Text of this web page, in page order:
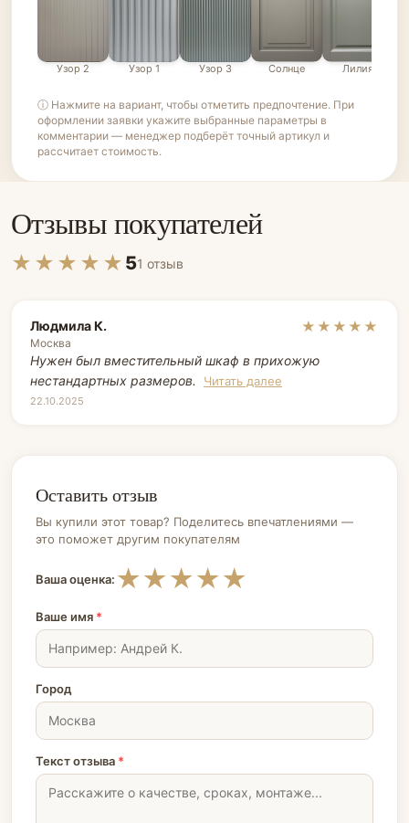
Узор 2 Узор 1 Узор 3 Солнце Лилия
ⓘ Нажмите на вариант, чтобы отметить предпочтение. При
оформлении заявки укажите выбранные параметры в
комментарии — менеджер подберёт точный артикул и
рассчитает стоимость.
Отзывы покупателей
★★★★★ 51 отзыв
Людмила К.
Москва
★★★★★
Нужен был вместительный шкаф в прихожую
нестандартных размеров.
Читать далее
22.10.2025
Оставить отзыв
Вы купили этот товар? Поделитесь впечатлениями —
это поможет другим покупателям
Ваша оценка: ★
★
★
★
★
Ваше имя *
Город
Текст отзыва *